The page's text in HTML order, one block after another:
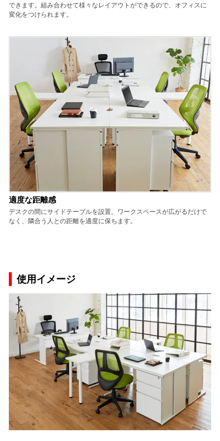
できます。組み合わせて様々なレイアウトができるので、オフィスに
変化をつけられます。
適度な距離感
デスクの間にサイドテーブルを設置。ワークスペースが広がるだけで
なく、隣合う人との距離を適度に保ちます。
使用イメージ